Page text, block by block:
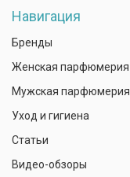
Навигация
Бренды
Женская парфюмерия
Мужская парфюмерия
Уход и гигиена
Статьи
Видео-обзоры